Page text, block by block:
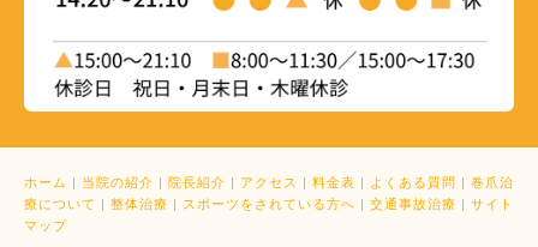
ホーム | 当院の紹介 | 院長紹介 | アクセス | 料金表 | よくある質問 | 巻爪治
療について | 整体治療 | スポーツをされている方へ | 交通事故治療 | サイト
マップ